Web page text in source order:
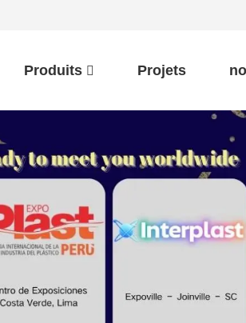
Produits Projets